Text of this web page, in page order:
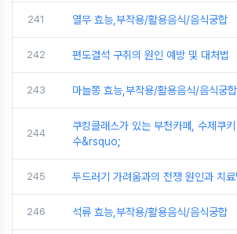
241 열무 효능,부작용/활용음식/음식궁합
242 편도결석 구취의 원인 예방 및 대처법
243 마늘쫑 효능,부작용/활용음식/음식궁합
244
쿠킹클래스가 있는 부천카페, 수제쿠
수&rsquo;
245 두드러기 가려움과의 전쟁 원인과 치료
246 석류 효능,부작용/활용음식/음식궁합